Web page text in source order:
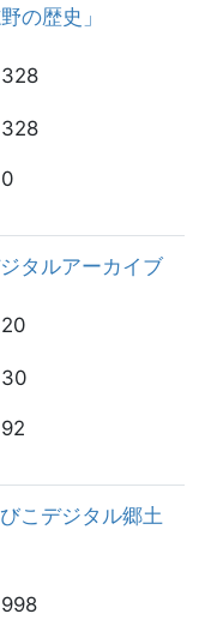
の歴史」
328
328
0
タルアーカイブ
20
30
92
こデジタル郷土
998